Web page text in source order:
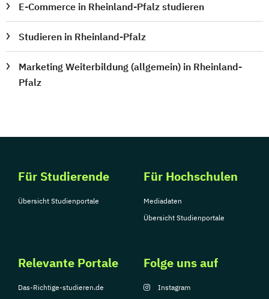
E-Commerce in Rheinland-Pfalz studieren
Studieren in Rheinland-Pfalz
Marketing Weiterbildung (allgemein) in Rheinland-
Pfalz
Für Studierende
Übersicht Studienportale
Für Hochschulen
Mediadaten
Übersicht Studienportale
Relevante Portale
Das-Richtige-studieren.de
Folge uns auf
Instagram